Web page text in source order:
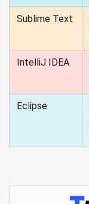
Sublime Text
IntelliJ IDEA
Eclipse